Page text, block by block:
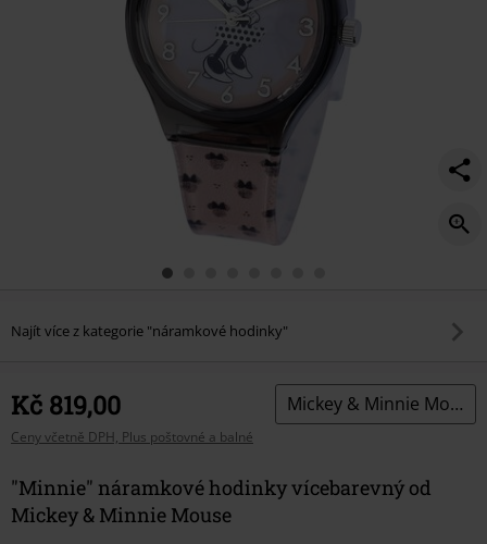
Najít více z kategorie "náramkové hodinky"
Kč 819,00
Ceny včetně DPH, Plus poštovné a balné
Mickey & Minnie Mouse
"Minnie" náramkové hodinky vícebarevný od
Mickey & Minnie Mouse